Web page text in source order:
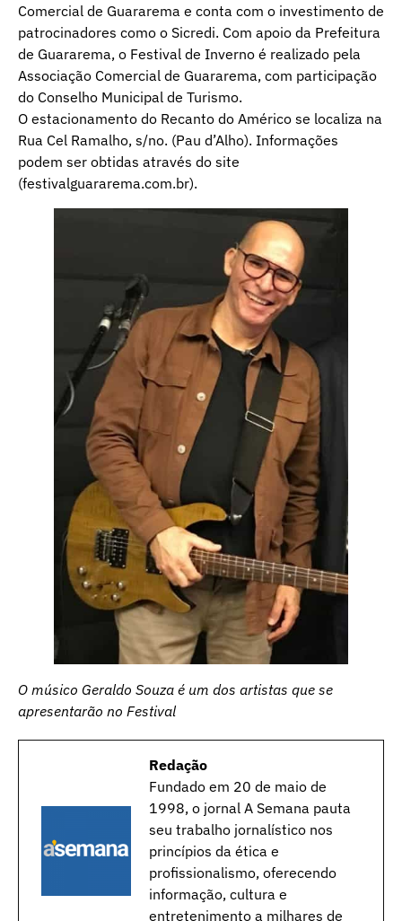
Comercial de Guararema e conta com o investimento de
patrocinadores como o Sicredi. Com apoio da Prefeitura
de Guararema, o Festival de Inverno é realizado pela
Associação Comercial de Guararema, com participação
do Conselho Municipal de Turismo.
O estacionamento do Recanto do Américo se localiza na
Rua Cel Ramalho, s/no. (Pau d’Alho). Informações
podem ser obtidas através do site
(festivalguararema.com.br).
O músico Geraldo Souza é um dos artistas que se
apresentarão no Festival
Redação
Fundado em 20 de maio de
1998, o jornal A Semana pauta
seu trabalho jornalístico nos
princípios da ética e
profissionalismo, oferecendo
informação, cultura e
entretenimento a milhares de